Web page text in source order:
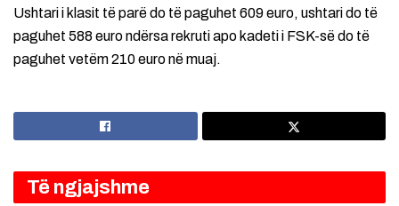
Ushtari i klasit të parë do të paguhet 609 euro, ushtari do të
paguhet 588 euro ndërsa rekruti apo kadeti i FSK-së do të
paguhet vetëm 210 euro në muaj.
Të ngjajshme